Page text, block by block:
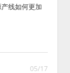
线如何更加
05/17